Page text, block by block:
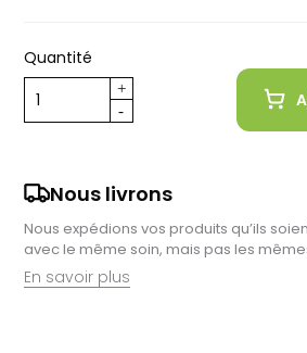
Quantité
Nous livrons
Nous expédions vos produits qu’ils
avec le même soin, mais pas les
En savoir plus